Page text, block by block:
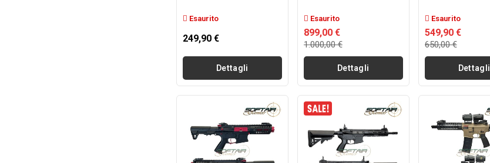
Esaurito
249,90 €
Dettagli
Esaurito
899,00 €
1.000,00 €
Dettagli
Esaurito
549,90 €
650,00 €
Dettagli